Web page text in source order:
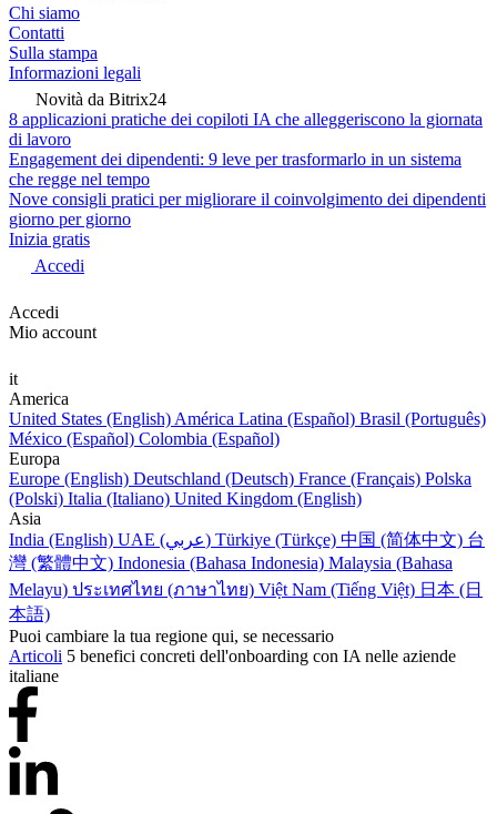
Chi siamo
Contatti
Sulla stampa
Informazioni legali
Novità da Bitrix24
8 applicazioni pratiche dei copiloti IA che alleggeriscono la giornata
di lavoro
Engagement dei dipendenti: 9 leve per trasformarlo in un sistema
che regge nel tempo
Nove consigli pratici per migliorare il coinvolgimento dei dipendenti
giorno per giorno
Inizia gratis
Accedi
Accedi
Mio account
it
America
United States (English) América Latina (Español) Brasil (Português)
México (Español) Colombia (Español)
Europa
Europe (English) Deutschland (Deutsch) France (Français) Polska
(Polski) Italia (Italiano) United Kingdom (English)
Asia
India (English)
UAE (عربي) Türkiye (Türkçe) 中国 (简体中文) 台
灣 (繁體中文) Indonesia (Bahasa Indonesia) Malaysia (Bahasa
Melayu) ประเทศไทย (ภาษาไทย) Việt Nam (Tiếng Việt) 日本 (日
本語)
Puoi cambiare la tua regione qui, se necessario
Articoli 5 benefici concreti dell'onboarding con IA nelle aziende
italiane